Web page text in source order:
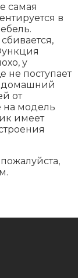
самая
в
у
не поступает
домашний
от
на модель
имеет